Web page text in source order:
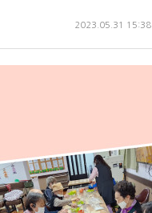
2023.05.31 15:38